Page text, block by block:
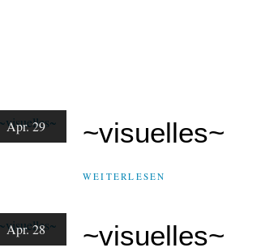
Apr. 29 ~visuelles~
WEITERLESEN
Apr. 28 ~visuelles~